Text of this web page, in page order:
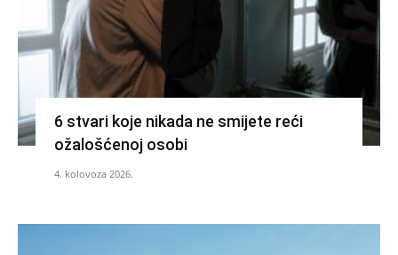
6 stvari koje nikada ne smijete reći
ožalošćenoj osobi
4. kolovoza 2026.